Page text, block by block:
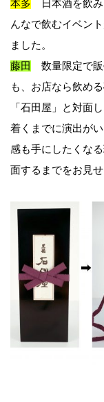
本多 日本酒を飲み
んなで飲むイベン
ました。
藤田
数量限定で販
も、お店なら飲め
「石田屋」と対面
着くまでに演出が
感も手にしたくな
面するまでをお見せ